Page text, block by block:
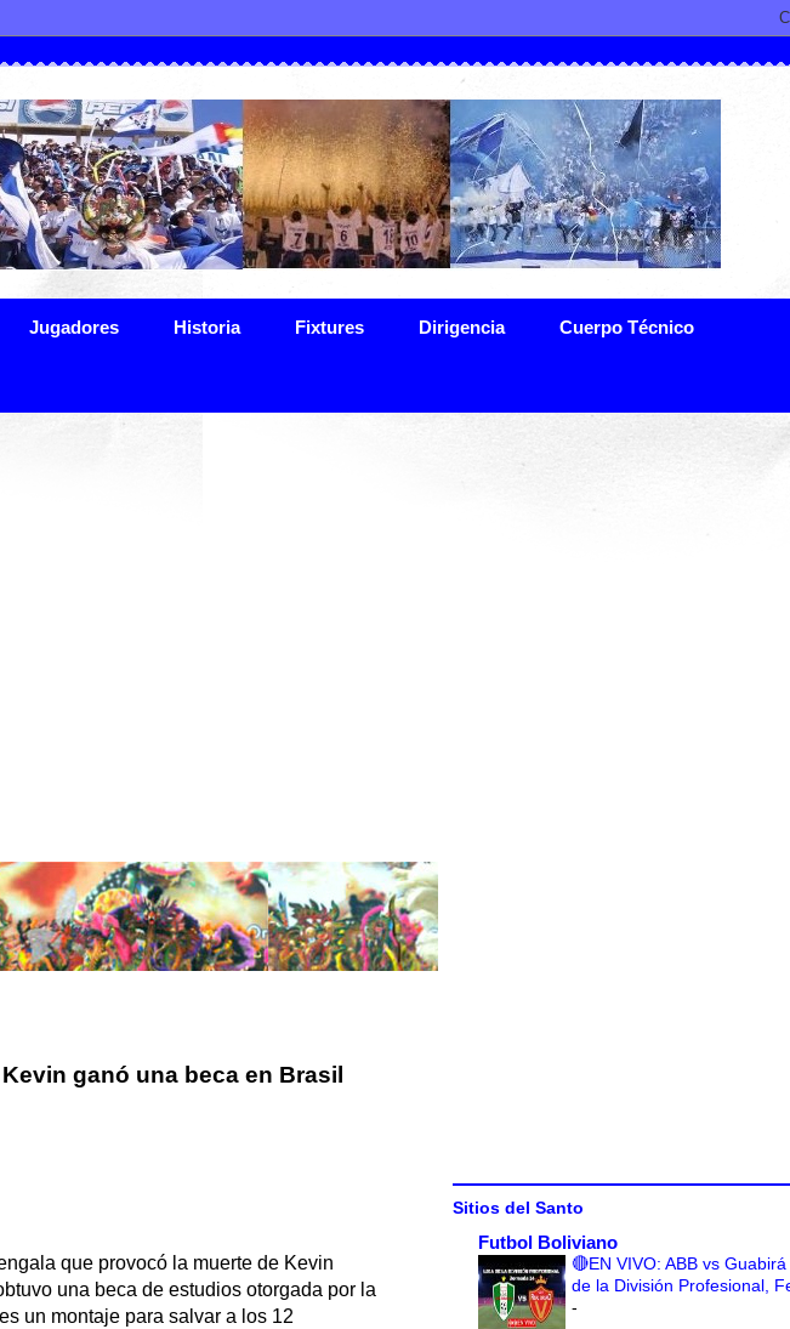
Jugadores Historia Fixtures Dirigencia Cuerpo Técnico
ganó una beca en Brasil
que provocó la muerte de Kevin
una beca de estudios otorgada por la
un montaje para salvar a los 12
Sitios del Santo
Futbol Boliviano
🔴EN VIVO: ABB vs
de la División Profesional,
-